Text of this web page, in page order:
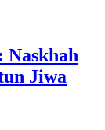
Naskhah
Jiwa